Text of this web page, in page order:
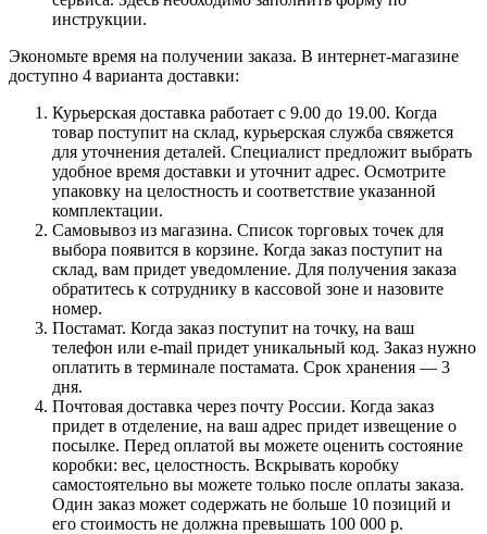
инструкции.
Экономьте время на получении заказа. В интернет-магазине
доступно 4 варианта доставки:
Курьерская доставка работает с 9.00 до 19.00. Когда
товар поступит на склад, курьерская служба свяжется
для уточнения деталей. Специалист предложит выбрать
удобное время доставки и уточнит адрес. Осмотрите
упаковку на целостность и соответствие указанной
комплектации.
Самовывоз из магазина. Список торговых точек для
выбора появится в корзине. Когда заказ поступит на
склад, вам придет уведомление. Для получения заказа
обратитесь к сотруднику в кассовой зоне и назовите
номер.
Постамат. Когда заказ поступит на точку, на ваш
телефон или e-mail придет уникальный код. Заказ нужно
оплатить в терминале постамата. Срок хранения — 3
дня.
Почтовая доставка через почту России. Когда заказ
придет в отделение, на ваш адрес придет извещение о
посылке. Перед оплатой вы можете оценить состояние
коробки: вес, целостность. Вскрывать коробку
самостоятельно вы можете только после оплаты заказа.
Один заказ может содержать не больше 10 позиций и
его стоимость не должна превышать 100 000 р.